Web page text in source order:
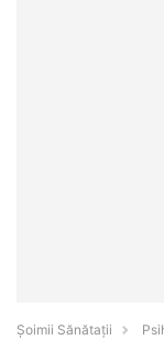
Şoimii Sănătații